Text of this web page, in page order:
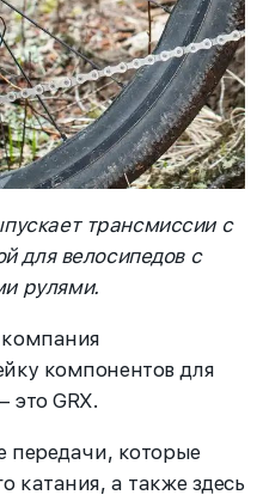
трансмиссии с
для велосипедов с
рулями.
компания
компонентов для
это GRX.
передачи, которые
катания, а также здесь